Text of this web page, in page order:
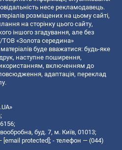
несе рекламодавець.
розміщених на цьому сайті,
на сторінку цього сайту,
іншого згадування, але без
ТОВ «Золота середина»
буде вважатися: будь-яке
наступне поширення,
включенням до
адаптація, переклад
буд. 7, м. Київ, 01013;
[email protected]; - телефон — (044)